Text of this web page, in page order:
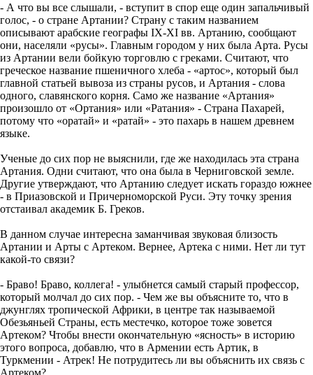
- А что вы все слышали, - вступит в спор еще один запальчивый
голос, - о стране Артании? Страну с таким названием
описывают арабские географы IX-XI вв. Артанию, сообщают
они, населяли «русы». Главным городом у них была Арта. Русы
из Артании вели бойкую торговлю с греками. Считают, что
греческое название пшеничного хлеба - «артос», который был
главной статьей вывоза из страны русов, и Артания - слова
одного, славянского корня. Само же название «Артания»
произошло от «Ортания» или «Ратания» - Страна Пахарей,
потому что «оратай» и «ратай» - это пахарь в нашем древнем
языке.
Ученые до сих пор не выяснили, где же находилась эта страна
Артания. Одни считают, что она была в Черниговской земле.
Другие утверждают, что Артанию следует искать гораздо южнее
- в Приазовской и Причерноморской Руси. Эту точку зрения
отстаивал академик Б. Греков.
В данном случае интересна заманчивая звуковая близость
Артании и Арты с Артеком. Вернее, Артека с ними. Нет ли тут
какой-то связи?
- Браво! Браво, коллега! - улыбнется самый старый профессор,
который молчал до сих пор. - Чем же вы объясните то, что в
джунглях тропической Африки, в центре так называемой
Обезьяньей Страны, есть местечко, которое тоже зовется
Артеком? Чтобы внести окончательную «ясность» в историю
этого вопроса, добавлю, что в Армении есть Артик, в
Туркмении - Атрек! Не потрудитесь ли вы объяснить их связь с
Артеком?